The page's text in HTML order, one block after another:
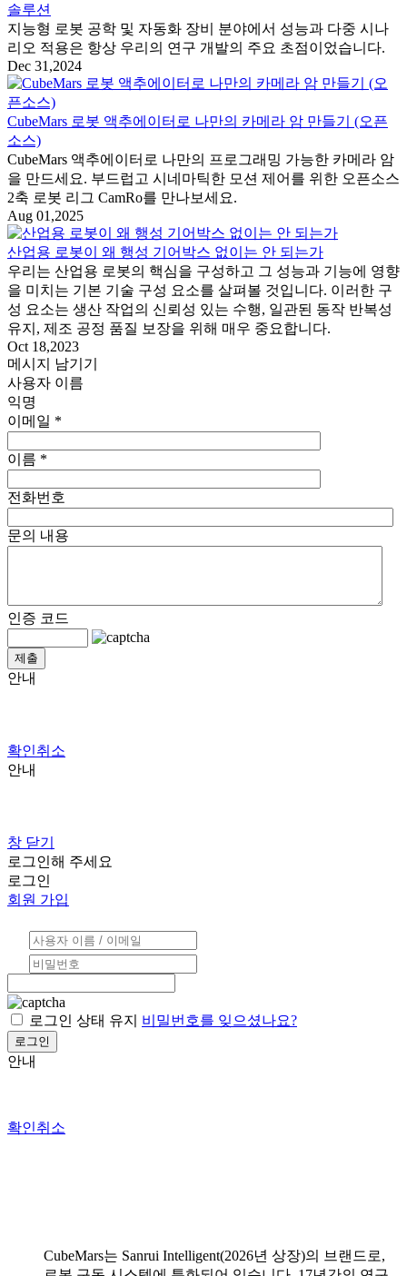
솔루션
지능형 로봇 공학 및 자동화 장비 분야에서 성능과 다중 시나
리오 적용은 항상 우리의 연구 개발의 주요 초점이었습니다.
Dec 31,2024
CubeMars 로봇 액추에이터로 나만의 카메라 암 만들기 (오픈
소스)
CubeMars 액추에이터로 나만의 프로그래밍 가능한 카메라 암
을 만드세요. 부드럽고 시네마틱한 모션 제어를 위한 오픈소스
2축 로봇 리그 CamRo를 만나보세요.
Aug 01,2025
산업용 로봇이 왜 행성 기어박스 없이는 안 되는가
우리는 산업용 로봇의 핵심을 구성하고 그 성능과 기능에 영향
을 미치는 기본 기술 구성 요소를 살펴볼 것입니다. 이러한 구
성 요소는 생산 작업의 신뢰성 있는 수행, 일관된 동작 반복성
유지, 제조 공정 품질 보장을 위해 매우 중요합니다.
Oct 18,2023
메시지 남기기
사용자 이름
익명
이메일 *
이름 *
전화번호
문의 내용
인증 코드
안내
확인취소
안내
창 닫기
로그인해 주세요
로그인
회원 가입
로그인 상태 유지 비밀번호를 잊으셨나요?
안내
확인취소
CubeMars는 Sanrui Intelligent(2026년 상장)의 브랜드로,